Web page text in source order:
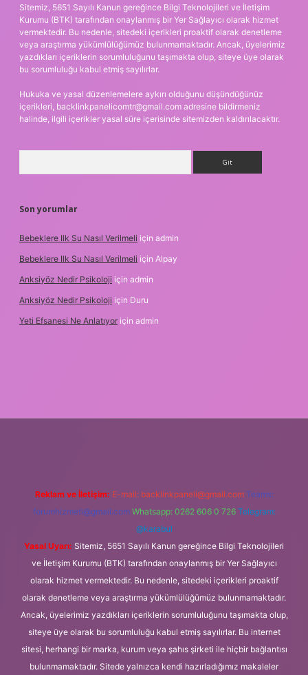
Sitemiz, 5651 Sayılı Kanun gereğince Bilgi Teknolojileri ve İletişim
Kurumu (BTK) tarafından onaylanmış bir Yer Sağlayıcı olarak hizmet
vermektedir. Bu nedenle, sitedeki içerikleri proaktif olarak denetleme
veya araştırma yükümlülüğümüz bulunmamaktadır. Ancak, üyelerimiz
yazdıkları içeriklerin sorumluluğunu taşımakta olup, siteye üye olarak
bu sorumluluğu kabul etmiş sayılırlar.
Hukuka ve yasal düzenlemelere aykırı olduğunu düşündüğünüz
içerikleri, backlinkpanelicomtr@gmail.com adresine bildirmeniz
halinde, ilgili içerikler yasal süre içerisinde sitemizden kaldırılacaktır.
Son yorumlar
Bebeklere Ilk Su Nasıl Verilmeli için admin
Bebeklere Ilk Su Nasıl Verilmeli için Alpay
Anksiyöz Nedir Psikoloji için admin
Anksiyöz Nedir Psikoloji için Duru
Yeti Efsanesi Ne Anlatıyor için admin
Reklam ve İletişim: E-mail: backlinkpaneli@gmail.com Teams:
forumhizmeti@gmail.com Whatsapp: 0262 606 0 726 Telegram:
@karabul
Yasal Uyarı: Sitemiz, 5651 Sayılı Kanun gereğince Bilgi Teknolojileri
ve İletişim Kurumu (BTK) tarafından onaylanmış bir Yer Sağlayıcı
olarak hizmet vermektedir. Bu nedenle, sitedeki içerikleri proaktif
olarak denetleme veya araştırma yükümlülüğümüz bulunmamaktadır.
Ancak, üyelerimiz yazdıkları içeriklerin sorumluluğunu taşımakta olup,
siteye üye olarak bu sorumluluğu kabul etmiş sayılırlar. Bu internet
sitesi, herhangi bir marka, kurum veya şahıs şirketi ile hiçbir bağlantısı
bulunmamaktadır. Sitede yalnızca kendi hazırladığımız makaleler